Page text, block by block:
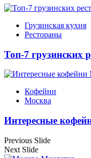
Грузинская кухня
Рестораны
Топ-7 грузинских
Кофейни
Москва
Интересные
Previous Slide
Next Slide